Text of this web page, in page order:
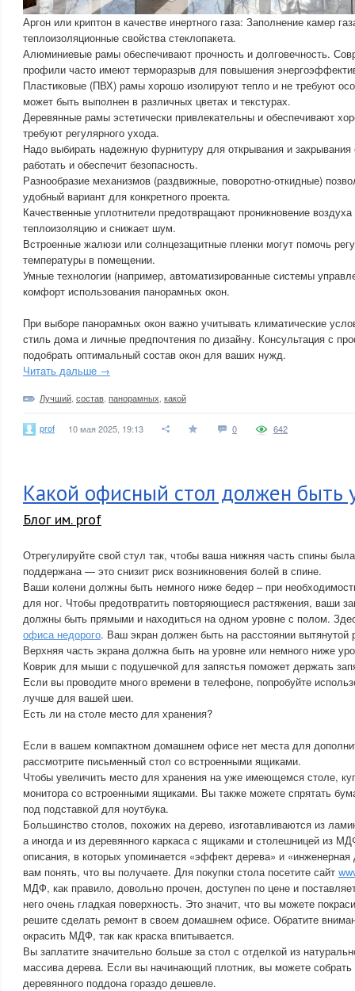
Аргон или криптон в качестве инертного газа: Заполнение камер
теплоизоляционные свойства стеклопакета.
Алюминиевые рамы обеспечивают прочность и долговечность.
профили часто имеют терморазрыв для повышения
Пластиковые (ПВХ) рамы хорошо изолируют тепло и не требуют
может быть выполнен в различных цветах и текстурах.
Деревянные рамы эстетически привлекательны и обеспечивают
требуют регулярного ухода.
Надо выбирать надежную фурнитуру для открывания и закрывания
работать и обеспечит безопасность.
Разнообразие механизмов (раздвижные, поворотно-откидные)
удобный вариант для конкретного проекта.
Качественные уплотнители предотвращают проникновение
теплоизоляцию и снижает шум.
Встроенные жалюзи или солнцезащитные пленки могут помочь
температуры в помещении.
Умные технологии (например, автоматизированные системы
комфорт использования панорамных окон.
При выборе панорамных окон важно учитывать климатические
стиль дома и личные предпочтения по дизайну. Консультация с
подобрать оптимальный состав окон для ваших нужд.
Читать дальше →
Лучший состав панорамных какой
prof 10 мая 2025, 19:13 0 642
Какой офисный стол должен быть
Блог им. prof
Отрегулируйте свой стул так, чтобы ваша нижняя часть спины
поддержана — это снизит риск возникновения болей в спине.
Ваши колени должны быть немного ниже бедер – при
для ног. Чтобы предотвратить повторяющиеся растяжения, ваши
должны быть прямыми и находиться на одном уровне с полом.
офиса недорого. Ваш экран должен быть на расстоянии вытянутой
Верхняя часть экрана должна быть на уровне или немного ниже
Коврик для мыши с подушечкой для запястья поможет держать
Если вы проводите много времени в телефоне, попробуйте
лучше для вашей шеи.
Есть ли на столе место для хранения?
Если в вашем компактном домашнем офисе нет места для
рассмотрите письменный стол со встроенными ящиками.
Чтобы увеличить место для хранения на уже имеющемся столе,
монитора со встроенными ящиками. Вы также можете спрятать
под подставкой для ноутбука.
Большинство столов, похожих на дерево, изготавливаются из
а иногда и из деревянного каркаса с ящиками и столешницей из
описания, в которых упоминается «эффект дерева» и
вам понять, что вы получаете. Для покупки стола посетите сайт
МДФ, как правило, довольно прочен, доступен по цене и
него очень гладкая поверхность. Это значит, что вы можете
решите сделать ремонт в своем домашнем офисе. Обратите
окрасить МДФ, так как краска впитывается.
Вы заплатите значительно больше за стол с отделкой из
массива дерева. Если вы начинающий плотник, вы можете собрать
деревянного поддона гораздо дешевле.